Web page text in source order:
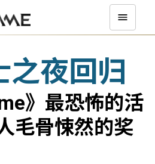
夜回归
》最恐怖的活
毛骨悚然的奖